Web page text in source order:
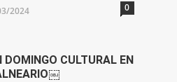
2024 0
DOMINGO CULTURAL EN